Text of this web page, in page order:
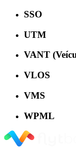
SSO
UTM
VANT
VLOS
VMS
WPML